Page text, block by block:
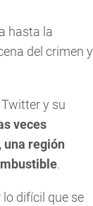
hasta la
del crimen y
y su
veces
una región
.
difícil que se